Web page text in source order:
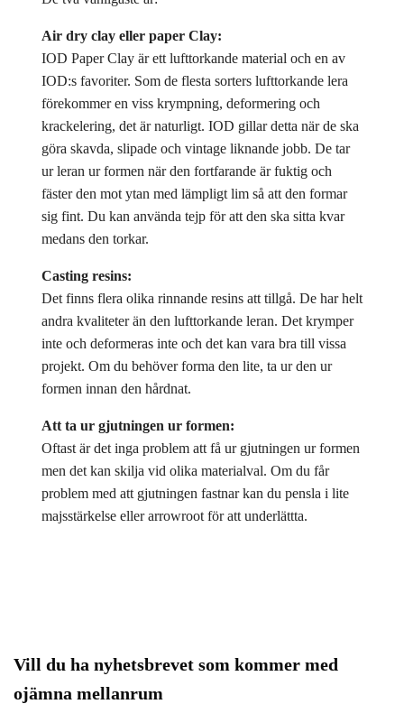
Air dry clay eller paper Clay:
IOD Paper Clay är ett lufttorkande material och en av
IOD:s favoriter. Som de flesta sorters lufttorkande lera
förekommer en viss krympning, deformering och
krackelering, det är naturligt. IOD gillar detta när de ska
göra skavda, slipade och vintage liknande jobb. De tar
ur leran ur formen när den fortfarande är fuktig och
fäster den mot ytan med lämpligt lim så att den formar
sig fint. Du kan använda tejp för att den ska sitta kvar
medans den torkar.
Casting resins:
Det finns flera olika rinnande resins att tillgå. De har helt
andra kvaliteter än den lufttorkande leran. Det krymper
inte och deformeras inte och det kan vara bra till vissa
projekt. Om du behöver forma den lite, ta ur den ur
formen innan den hårdnat.
Att ta ur gjutningen ur formen:
Oftast är det inga problem att få ur gjutningen ur formen
men det kan skilja vid olika materialval. Om du får
problem med att gjutningen fastnar kan du pensla i lite
majsstärkelse eller arrowroot för att underlättta.
Vill du ha nyhetsbrevet som kommer med
ojämna mellanrum